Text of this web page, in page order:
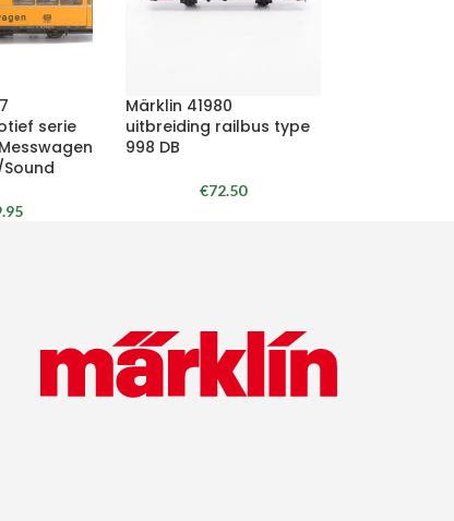
serie
Sound
Märklin 41980
uitbreiding railbus type
998 DB
€72.50